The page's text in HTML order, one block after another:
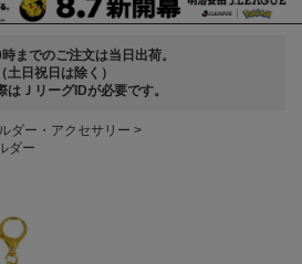
までのご注文は当日出荷。
（土日祝日は除く）
はＪリーグIDが必要です。
ダー・アクセサリー
ダー